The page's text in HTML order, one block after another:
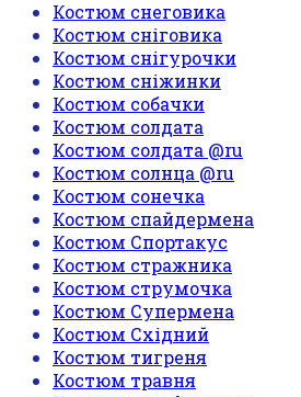
Костюм снеговика
Костюм сніговика
Костюм снігурочки
Костюм сніжинки
Костюм собачки
Костюм солдата
Костюм солдата @ru
Костюм солнца @ru
Костюм сонечка
Костюм спайдермена
Костюм Спортакус
Костюм стражника
Костюм струмочка
Костюм Супермена
Костюм Східний
Костюм тигреня
Костюм травня